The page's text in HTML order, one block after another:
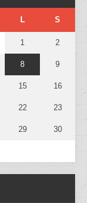
L S
1 2
8 9
15 16
22 23
29 30